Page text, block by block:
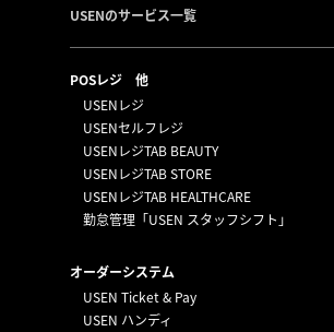
USENのサービス一覧
POSレジ 他
USENレジ
USENセルフレジ
USENレジTAB BEAUTY
USENレジTAB STORE
USENレジTAB HEALTHCARE
勤怠管理「USEN スタッフシフト」
オーダーシステム
USEN Ticket & Pay
USEN ハンディ